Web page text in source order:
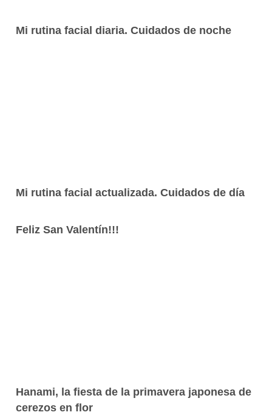
Mi rutina facial diaria. Cuidados de noche
Mi rutina facial actualizada. Cuidados de día
Feliz San Valentín!!!
Hanami, la fiesta de la primavera japonesa de
cerezos en flor